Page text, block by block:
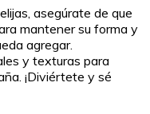
asegúrate de que
mantener su forma y
agregar.
y texturas para
¡Diviértete y sé